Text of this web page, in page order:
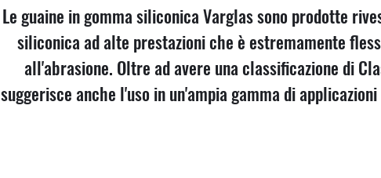
Le guaine in gomma siliconica Varglas sono prodotte
siliconica ad alte prestazioni che è estremamente
all'abrasione. Oltre ad avere una classificazione di
suggerisce anche l'uso in un'ampia gamma di